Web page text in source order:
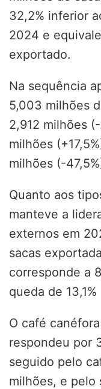
32,2% inferior
2024 e
exportado.
Na sequência
5,003 milhões
2,912 milhões
milhões
milhões (-
Quanto aos
manteve a
externos em
sacas
corresponde a
queda de
O café
respondeu por
seguido pelo
milhões, e pelo